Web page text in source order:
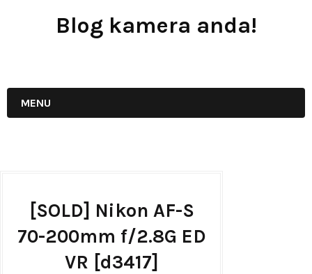
Blog kamera anda!
MENU
[SOLD] Nikon AF-S
70-200mm f/2.8G ED
VR [d3417]